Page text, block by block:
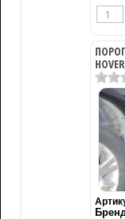
HOVER